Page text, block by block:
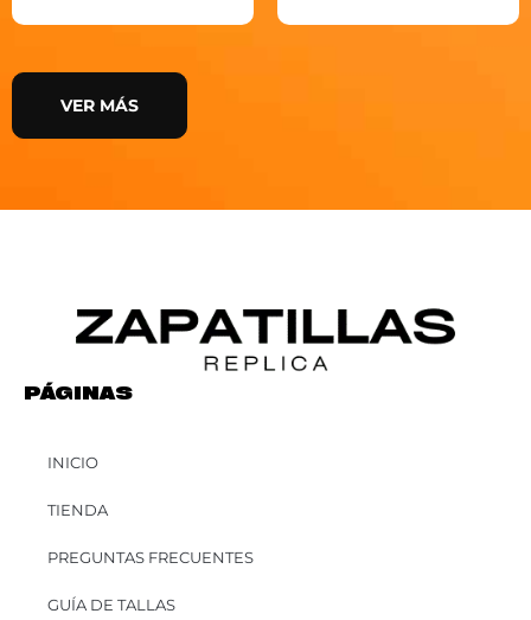
VER MÁS
PÁGINAS
INICIO
TIENDA
PREGUNTAS FRECUENTES
GUÍA DE TALLAS